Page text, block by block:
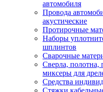
автомобиля
Провода
акустические
Протирочные
Наборы
шплинтов
Сварочные
Сверла, полотна,
миксеры для
Средства
Стяжки